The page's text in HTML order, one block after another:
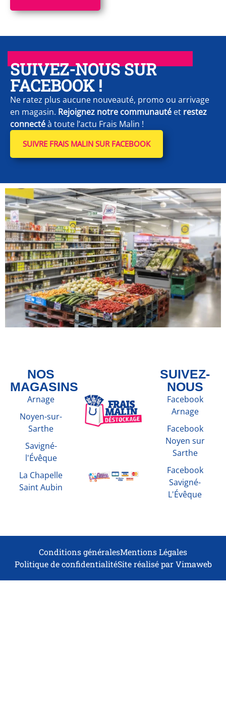
SUIVEZ-NOUS SUR
FACEBOOK !
Ne ratez plus aucune nouveauté, promo ou arrivage
en magasin. Rejoignez notre communauté et restez
connectéà toute l’actu Frais Malin !
SUIVRE FRAIS MALIN SUR FACEBOOK
NOS
MAGASINS
Arnage
Noyen-sur-
Sarthe
Savigné-
l'Évêque
La Chapelle
Saint Aubin
SUIVEZ-
NOUS
Facebook
Arnage
Facebook
Noyen sur
Sarthe
Facebook
Savigné-
L'Évêque
Conditions généralesMentions Légales
Politique de confidentialitéSite réalisé par Vimaweb